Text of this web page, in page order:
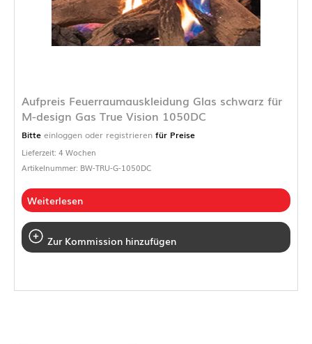
Aufpreis Feuerraumauskleidung Glas schwarz für
M-design Gas True Vision 1050DC
Bitte einloggen oder registrieren für Preise
Lieferzeit: 4 Wochen
Artikelnummer: BW-TRU-G-1050DC
Weiterlesen
Zur Kommission hinzufügen